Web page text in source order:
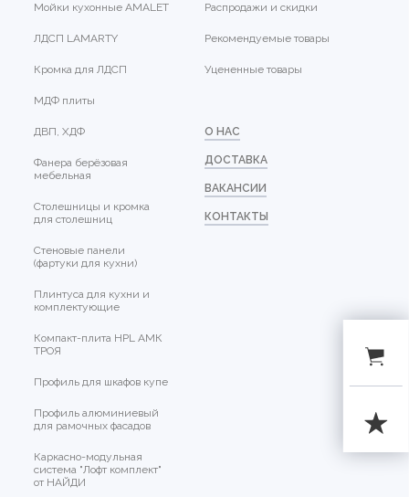
Мойки кухонные AMALET
ЛДСП LAMARTY
Кромка для ЛДСП
МДФ плиты
ДВП, ХДФ
Фанера берёзовая
мебельная
Столешницы и кромка
для столешниц
Стеновые панели
(фартуки для кухни)
Плинтуса для кухни и
комплектующие
Компакт-плита HPL АМК
ТРОЯ
Профиль для шкафов купе
Профиль алюминиевый
для рамочных фасадов
Каркасно-модульная
система "Лофт комплект"
от НАЙДИ
Распродажи и скидки
Рекомендуемые товары
Уцененные товары
О НАС
ДОСТАВКА
ВАКАНСИИ
КОНТАКТЫ